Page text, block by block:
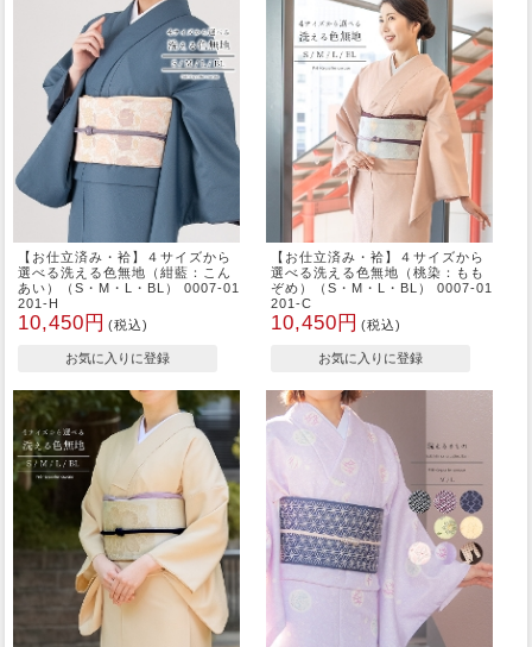
【お仕立済み・袷】４サイズから
選べる洗える色無地（紺藍：こん
あい）（S・M・L・BL） 0007-01
201-H
10,450円 (税込)
【お仕立済み・袷】４サイズから
選べる洗える色無地（桃染：もも
ぞめ）（S・M・L・BL） 0007-01
201-C
10,450円 (税込)